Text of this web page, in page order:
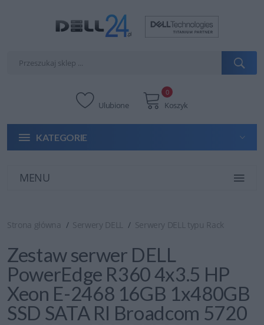
Ulubione Koszyk
0
KATEGORIE
MENU
Strona główna Serwery DELL Serwery DELL typu Rack
Zestaw serwer DELL
PowerEdge R360 4x3.5 HP
Xeon E-2468 16GB 1x480GB
SSD SATA RI Broadcom 5720